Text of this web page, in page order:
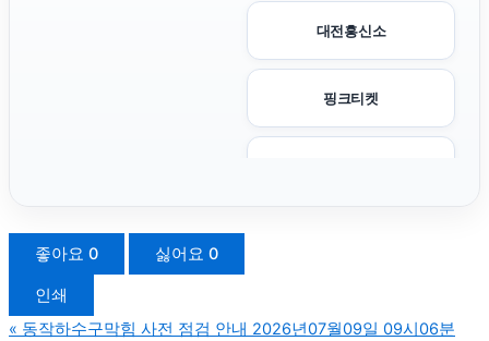
대전흥신소
핑크티켓
좋아요 0 싫어요 0
인쇄
« 동작하수구막힘 사전 점검 안내 2026년07월09일 09시06분